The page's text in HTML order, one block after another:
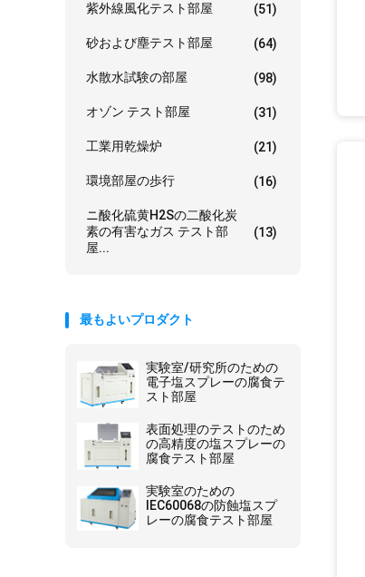
紫外線風化テスト部屋 (51)
砂および塵テスト部屋 (64)
水散水試験の部屋 (98)
オゾン テスト部屋 (31)
工業用乾燥炉 (21)
環境部屋の歩行 (16)
ニ酸化硫黄H2Sの二酸化炭
素の有害なガス テスト部
屋...
(13)
最もよいプロダクト
実験室/研究所のための
電子塩スプレーの腐食テ
スト部屋
表面処理のテストのため
の高精度の塩スプレーの
腐食テスト部屋
実験室のための
IEC60068の防蝕塩スプ
レーの腐食テスト部屋